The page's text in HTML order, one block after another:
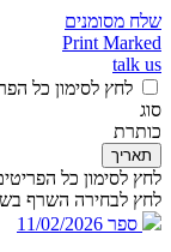
שלח מסומנים
Print Marked
talk us
לחץ לסימון כל
סוג
כותרת
תאריך
לחץ לסימון כל
לחץ לבחירה השרף
ספר 11/02/2026